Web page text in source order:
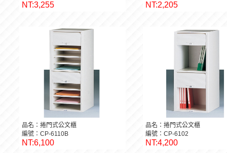
NT:3,255 NT:2,205
品名：捲門式公文櫃
編號：CP-6110B
NT:6,100
品名：捲門式公文櫃
編號：CP-6102
NT:4,200